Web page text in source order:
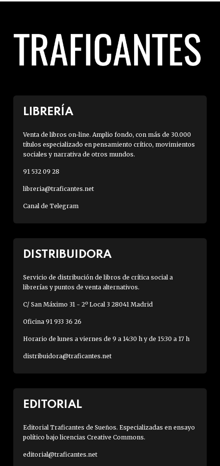
LIBRERÍA
Venta de libros on-line. Amplio fondo, con más de 30.000
títulos especializado en pensamiento crítico, movimientos
sociales y narrativa de otros mundos.
91 532 09 28
libreria@traficantes.net
Canal de Telegram
DISTRIBUIDORA
Servicio de distribución de libros de crítica social a
librerías y puntos de venta alternativos.
C/ San Máximo 31 - 2º Local 3 28041 Madrid
Oficina 91 933 36 26
Horario de lunes a viernes de 9 a 14:30 h y de 15:30 a 17 h
distribuidora@traficantes.net
EDITORIAL
Editorial Traficantes de Sueños. Especializadas en ensayo
político bajo licencias Creative Commons.
editorial@traficantes.net